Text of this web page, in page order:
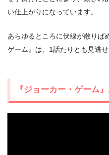
い仕上がりになっています。
あらゆるところに伏線が散りば
ゲーム』は、1話たりとも見逃せ
『ジョーカー・ゲーム